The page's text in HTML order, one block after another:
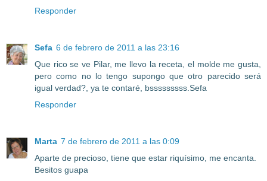
Responder
Sefa 6 de febrero de 2011 a las 23:16
Que rico se ve Pilar, me llevo la receta, el molde me gusta,
pero como no lo tengo supongo que otro parecido será
igual verdad?, ya te contaré, bsssssssss.Sefa
Responder
Marta 7 de febrero de 2011 a las 0:09
Aparte de precioso, tiene que estar riquísimo, me encanta.
Besitos guapa